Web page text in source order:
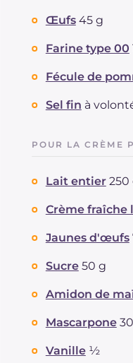
Œufs 45 g
Farine type 00
Fécule de
Sel fin à
POUR LA CRÈME
Lait entier 250
Crème fraîche
Jaunes d'œufs
Sucre 50 g
Amidon de
Mascarpone
Vanille ½